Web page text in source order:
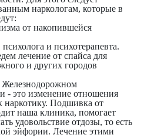
наркологам, которые в
от накопившейся
и психотерапевта.
лечение от спайса для
и других городов
Железнодорожном
- это изменение отношения
наркотику. Подшивка от
наша клиника, помогает
удовольствие отдозы, то есть
эйфории. Лечение этими